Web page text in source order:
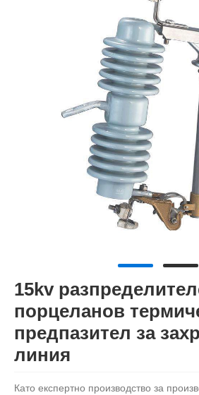
15kv
порцеланов
предпазител за
линия
Като експертно производство за